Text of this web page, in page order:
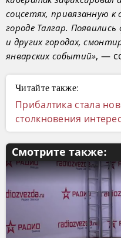
соцсетях, привязанную
городе Талгар.
и других городах,
январских событий», —
Читайте также:
Прибалтика стала
столкновения
Смотрите также: